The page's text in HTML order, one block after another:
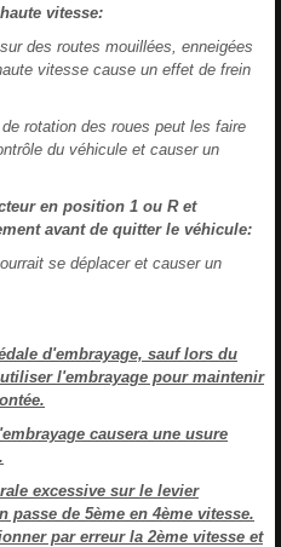
vitesse:
des routes mouillées, enneigées
vitesse cause un effet de frein
rotation des roues peut les faire
du véhicule et causer un
en position 1 ou R et
avant de quitter le véhicule:
se déplacer et causer un
d'embrayage, sauf lors du
l'embrayage pour maintenir
causera une usure
excessive sur le levier
passe de 5ème en 4ème vitesse.
par erreur la 2ème vitesse et